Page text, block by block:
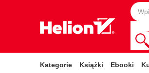
Kategorie Książki Ebooki